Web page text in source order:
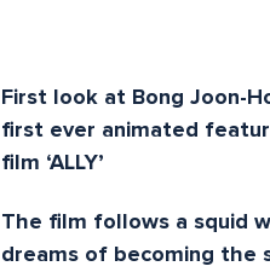
First look at Bong Joon-
first ever animated
film ‘ALLY’
The film follows a squid
dreams of becoming the